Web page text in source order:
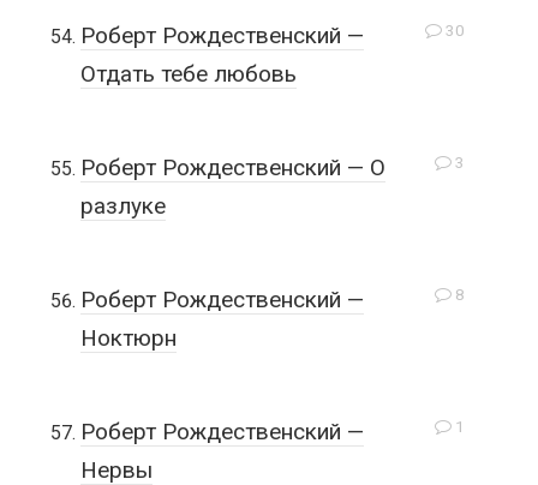
30
Роберт Рождественский —
Отдать тебе любовь
3
Роберт Рождественский — О
разлуке
8
Роберт Рождественский —
Ноктюрн
1
Роберт Рождественский —
Нервы